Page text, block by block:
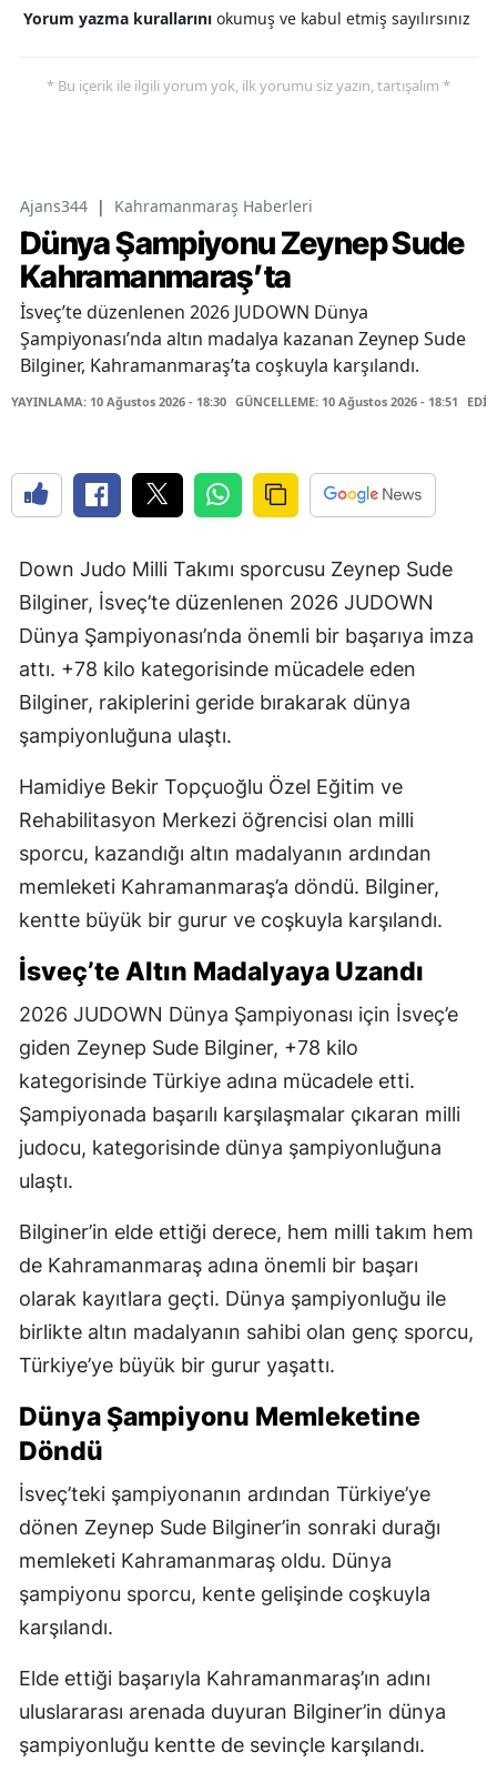
Yorum yazma kurallarını okumuş ve kabul etmiş sayılırsınız
* Bu içerik ile ilgili yorum yok, ilk yorumu siz yazın, tartışalım *
Ajans344 | Kahramanmaraş Haberleri
Dünya Şampiyonu Zeynep Sude
Kahramanmaraş’ta
İsveç’te düzenlenen 2026 JUDOWN Dünya
Şampiyonası’nda altın madalya kazanan Zeynep Sude
Bilginer, Kahramanmaraş’ta coşkuyla karşılandı.
YAYINLAMA: 10 Ağustos 2026 - 18:30 GÜNCELLEME: 10 Ağustos 2026 - 18:51
Down Judo Milli Takımı sporcusu Zeynep Sude
Bilginer, İsveç’te düzenlenen 2026 JUDOWN
Dünya Şampiyonası’nda önemli bir başarıya imza
attı. +78 kilo kategorisinde mücadele eden
Bilginer, rakiplerini geride bırakarak dünya
şampiyonluğuna ulaştı.
Hamidiye Bekir Topçuoğlu Özel Eğitim ve
Rehabilitasyon Merkezi öğrencisi olan milli
sporcu, kazandığı altın madalyanın ardından
memleketi Kahramanmaraş’a döndü. Bilginer,
kentte büyük bir gurur ve coşkuyla karşılandı.
İsveç’te Altın Madalyaya Uzandı
2026 JUDOWN Dünya Şampiyonası için İsveç’e
giden Zeynep Sude Bilginer, +78 kilo
kategorisinde Türkiye adına mücadele etti.
Şampiyonada başarılı karşılaşmalar çıkaran milli
judocu, kategorisinde dünya şampiyonluğuna
ulaştı.
Bilginer’in elde ettiği derece, hem milli takım hem
de Kahramanmaraş adına önemli bir başarı
olarak kayıtlara geçti. Dünya şampiyonluğu ile
birlikte altın madalyanın sahibi olan genç sporcu,
Türkiye’ye büyük bir gurur yaşattı.
Dünya Şampiyonu Memleketine
Döndü
İsveç’teki şampiyonanın ardından Türkiye’ye